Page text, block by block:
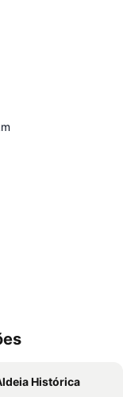
Histórica